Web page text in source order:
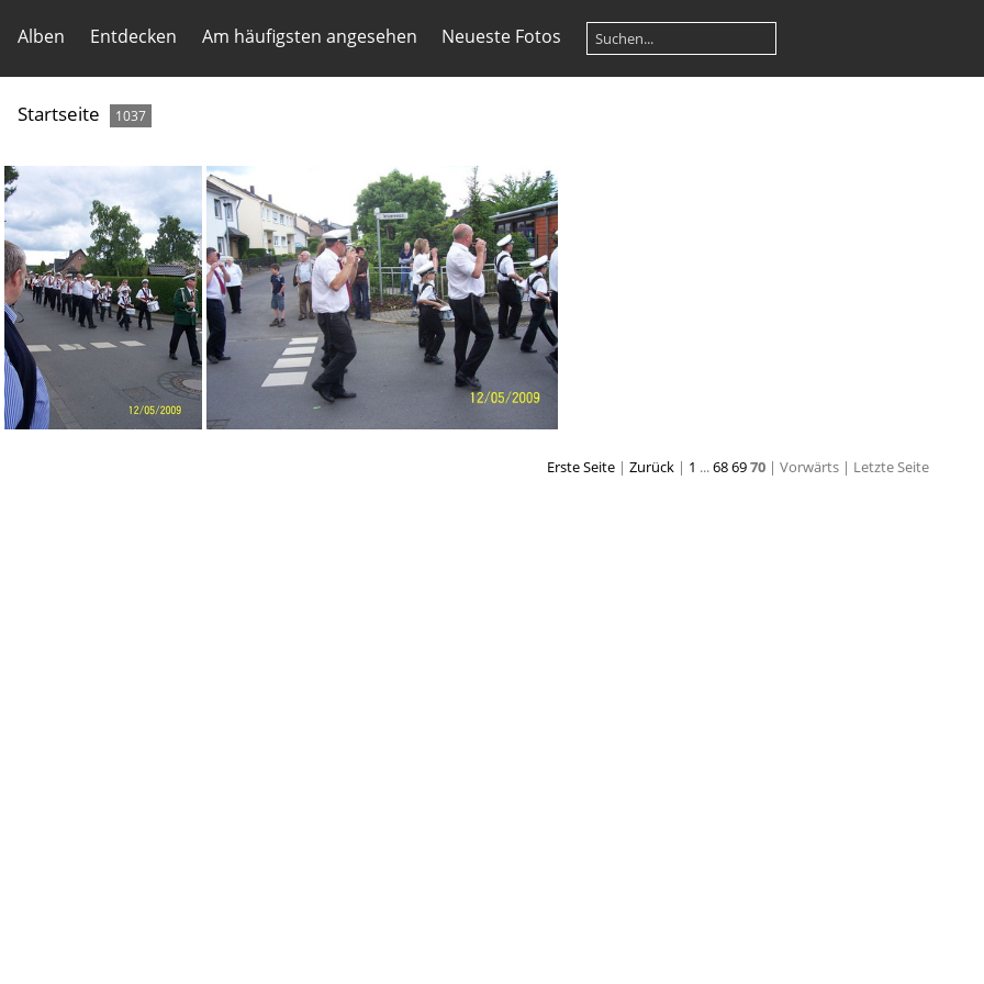
Alben Entdecken Am häufigsten angesehen Neueste Fotos
Startseite 1037
Erste Seite | Zurück | 1 ...686970 | Vorwärts | Letzte Seite